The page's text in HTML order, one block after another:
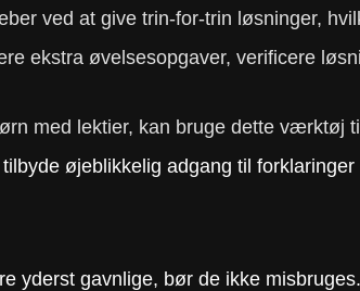
ved at give trin-for-trin løsninger,
ekstra øvelsesopgaver, verificere
med lektier, kan bruge dette værktøj
øjeblikkelig adgang til
gavnlige, bør de ikke